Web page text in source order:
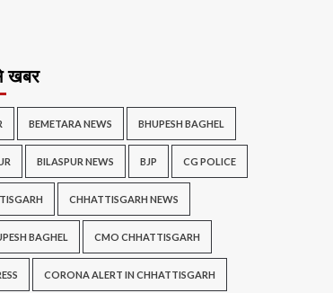
खबर
BEMETARA NEWS BHUPESH BAGHEL
BILASPUR NEWS BJP CG POLICE
CHHATTISGARH NEWS
BAGHEL CMO CHHATTISGARH
CORONA ALERT IN CHHATTISGARH